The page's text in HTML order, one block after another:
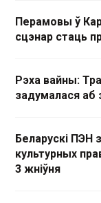
Перамовы ў
сцэнар стаць
Рэха вайны:
задумалася
Беларускі ПЭН
культурных
3 жніўня